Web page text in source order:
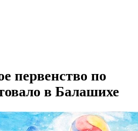
первенство по
в Балашихе